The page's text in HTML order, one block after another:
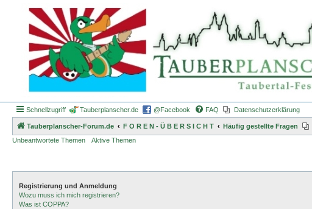
Schnellzugriff Tauberplanscher.de @Facebook FAQ Datenschutzerklärung
Tauberplanscher-Forum.de F O R E N - Ü B E R S I C H T Häufig gestellte Fragen
Unbeantwortete Themen
Aktive Themen
Registrierung und Anmeldung
Wozu muss ich mich registrieren?
Was ist COPPA?